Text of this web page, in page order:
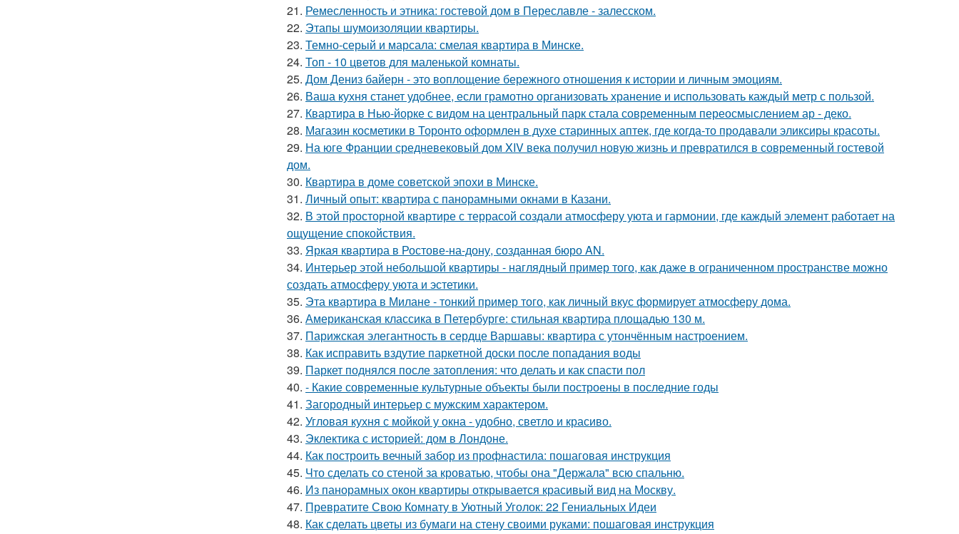
21. Ремесленность и этника: гостевой дом в Переславле - залесском.
22. Этапы шумоизоляции квартиры.
23. Темно-серый и марсала: смелая квартира в Минске.
24. Топ - 10 цветов для маленькой комнаты.
25. Дом Дениз байерн - это воплощение бережного отношения к истории и личным эмоциям.
26. Ваша кухня станет удобнее, если грамотно организовать хранение и использовать каждый метр с пользой.
27. Квартира в Нью-йорке с видом на центральный парк стала современным переосмыслением ар - деко.
28. Магазин косметики в Торонто оформлен в духе старинных аптек, где когда-то продавали эликсиры красоты.
29. На юге Франции средневековый дом XIV века получил новую жизнь и превратился в современный гостевой
дом.
30. Квартира в доме советской эпохи в Минске.
31. Личный опыт: квартира с панорамными окнами в Казани.
32. В этой просторной квартире с террасой создали атмосферу уюта и гармонии, где каждый элемент работает на
ощущение спокойствия.
33. Яркая квартира в Ростове-на-дону, созданная бюро AN.
34. Интерьер этой небольшой квартиры - наглядный пример того, как даже в ограниченном пространстве можно
создать атмосферу уюта и эстетики.
35. Эта квартира в Милане - тонкий пример того, как личный вкус формирует атмосферу дома.
36. Американская классика в Петербурге: стильная квартира площадью 130 м.
37. Парижская элегантность в сердце Варшавы: квартира с утончённым настроением.
38. Как исправить вздутие паркетной доски после попадания воды
39. Паркет поднялся после затопления: что делать и как спасти пол
40. - Какие современные культурные объекты были построены в последние годы
41. Загородный интерьер с мужским характером.
42. Угловая кухня с мойкой у окна - удобно, светло и красиво.
43. Эклектика с историей: дом в Лондоне.
44. Как построить вечный забор из профнастила: пошаговая инструкция
45. Что сделать со стеной за кроватью, чтобы она "Держала" всю спальню.
46. Из панорамных окон квартиры открывается красивый вид на Москву.
47. Превратите Свою Комнату в Уютный Уголок: 22 Гениальных Идеи
48. Как сделать цветы из бумаги на стену своими руками: пошаговая инструкция